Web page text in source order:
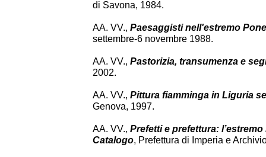
di Savona, 1984.
AA. VV., Paesaggisti nell'estremo
settembre-6 novembre 1988.
AA. VV., Pastorizia, transumenza e
2002.
AA. VV., Pittura fiamminga in Liguria
Genova, 1997.
AA. VV., Prefetti e prefettura:
Catalogo, Prefettura di Imperia e